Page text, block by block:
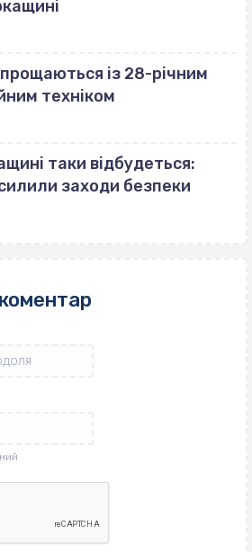
із 28-річним
техніком
таки відбудеться:
заходи безпеки